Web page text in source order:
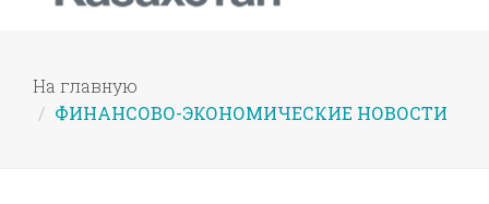
На главную
ФИНАНСОВО-ЭКОНОМИЧЕСКИЕ НОВОСТИ